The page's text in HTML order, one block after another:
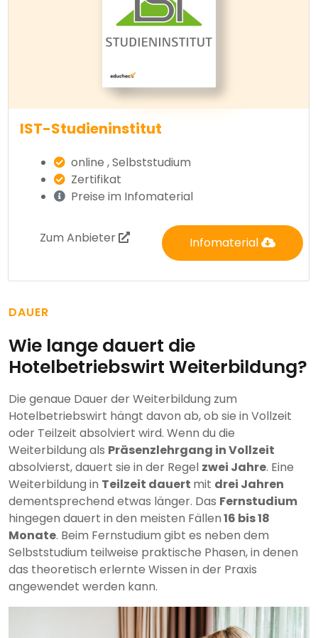
IST-Studieninstitut
online , Selbststudium
Zertifikat
Preise im Infomaterial
Zum Anbieter Infomaterial
DAUER
Wie lange dauert die
Hotelbetriebswirt Weiterbildung?
Die genaue Dauer der Weiterbildung zum
Hotelbetriebswirt hängt davon ab, ob sie in Vollzeit
oder Teilzeit absolviert wird. Wenn du die
Weiterbildung als Präsenzlehrgang in Vollzeit
absolvierst, dauert sie in der Regel zwei Jahre. Eine
Weiterbildung in Teilzeit dauert mit drei Jahren
dementsprechend etwas länger. Das Fernstudium
hingegen dauert in den meisten Fällen16 bis 18
Monate. Beim Fernstudium gibt es neben dem
Selbststudium teilweise praktische Phasen, in denen
das theoretisch erlernte Wissen in der Praxis
angewendet werden kann.